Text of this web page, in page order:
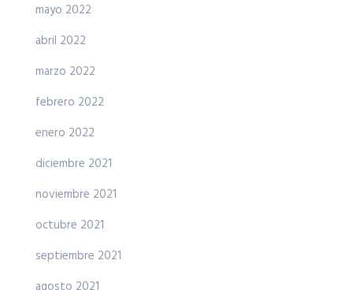
mayo 2022
abril 2022
marzo 2022
febrero 2022
enero 2022
diciembre 2021
noviembre 2021
octubre 2021
septiembre 2021